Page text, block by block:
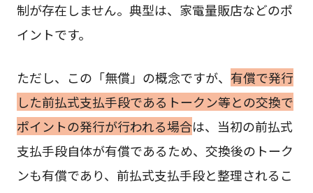
制が存在しません。典型は、家電量販店などのポ
イントです。
ただし、この「無償」の概念ですが、 有償で発行
した前払式支払手段であるトークン等との交換で
ポイントの発行が行われる場合は、当初の前払式
支払手段自体が有償であるため、交換後のトーク
ンも有償であり、前払式支払手段と整理されるこ